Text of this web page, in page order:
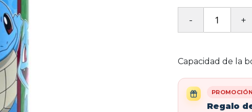
Capacidad de la
PROMOCIÓN
Regalo